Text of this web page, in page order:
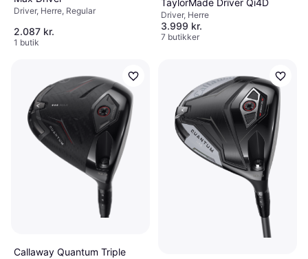
Driver, Herre, Regular
2.087 kr.
1 butik
TaylorMade Driver Qi4D
Driver, Herre
3.999 kr.
7 butikker
Callaway Quantum Triple